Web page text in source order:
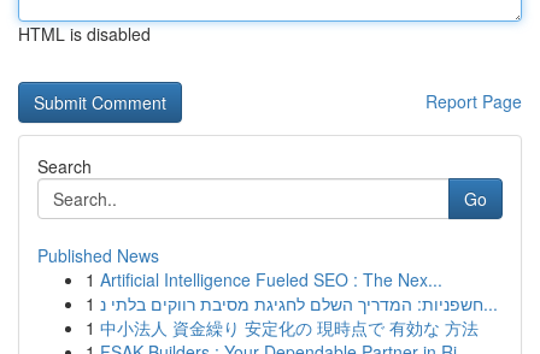
HTML is disabled
Report Page
Search
Go
Published News
1 Artificial Intelligence Fueled SEO : The Nex...
1
חשפניות: המדריך השלם לחגיגת מסיבת רווקים בלתי נ...
1 中小法人 資金繰り 安定化の 現時点で 有効な 方法